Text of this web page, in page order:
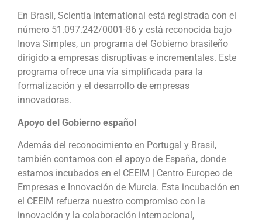
En Brasil, Scientia International está registrada con el
número 51.097.242/0001-86 y está reconocida bajo
Inova Simples, un programa del Gobierno brasileño
dirigido a empresas disruptivas e incrementales. Este
programa ofrece una vía simplificada para la
formalización y el desarrollo de empresas
innovadoras.
Apoyo del Gobierno español
Además del reconocimiento en Portugal y Brasil,
también contamos con el apoyo de España, donde
estamos incubados en el CEEIM | Centro Europeo de
Empresas e Innovación de Murcia. Esta incubación en
el CEEIM refuerza nuestro compromiso con la
innovación y la colaboración internacional,